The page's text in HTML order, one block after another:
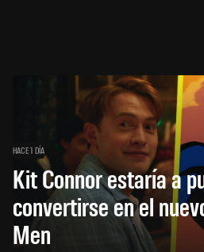
HACE 1 DÍA
Kit Connor estaría a
convertirse en el
Men